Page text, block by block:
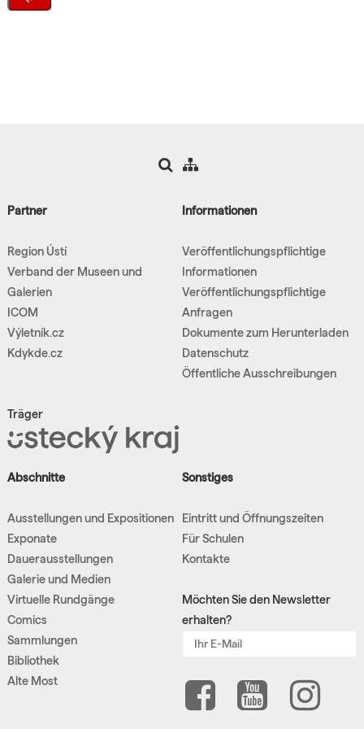
Partner
Region Ústí
Verband der Museen und
Galerien
ICOM
Výletník.cz
Kdykde.cz
Träger
Informationen
Veröffentlichungspflichtige
Informationen
Veröffentlichungspflichtige
Anfragen
Dokumente zum Herunterladen
Datenschutz
Öffentliche Ausschreibungen
Abschnitte
Ausstellungen und Expositionen
Exponate
Dauerausstellungen
Galerie und Medien
Virtuelle Rundgänge
Comics
Sammlungen
Bibliothek
Alte Most
Sonstiges
Eintritt und Öffnungszeiten
Für Schulen
Kontakte
Möchten Sie den Newsletter
erhalten?